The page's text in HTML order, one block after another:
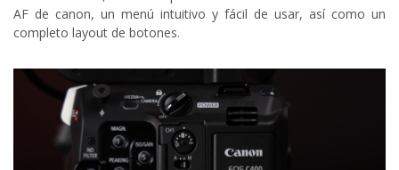
AF de canon, un menú intuitivo y fácil de usar, así como un
completo layout de botones.